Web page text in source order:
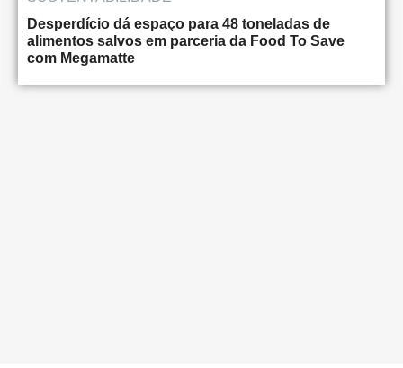
Desperdício dá espaço para 48 toneladas de
alimentos salvos em parceria da Food To Save
com Megamatte